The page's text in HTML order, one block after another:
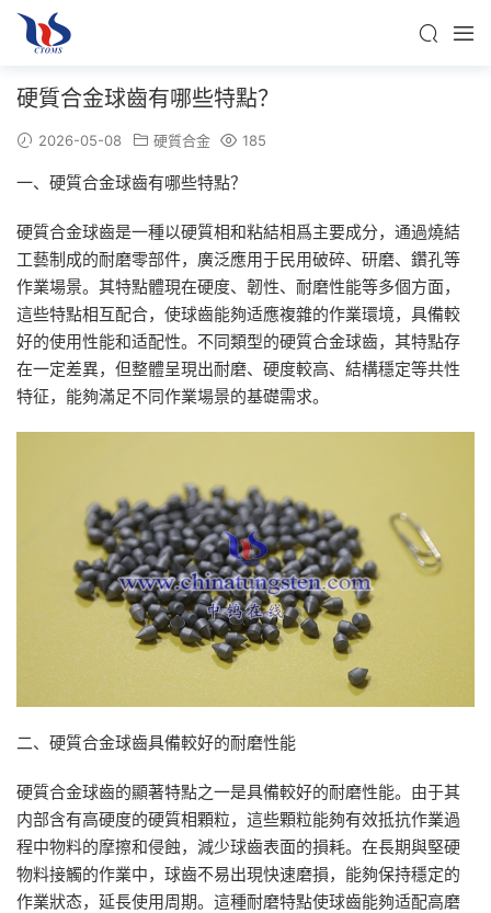
硬質合金球齒有哪些特點？
2026-05-08 硬質合金 185
一、硬質合金球齒有哪些特點？
硬質合金球齒是一種以硬質相和粘結相爲主要成分，通過燒結
工藝制成的耐磨零部件，廣泛應用于民用破碎、研磨、鑽孔等
作業場景。其特點體現在硬度、韌性、耐磨性能等多個方面，
這些特點相互配合，使球齒能夠适應複雜的作業環境，具備較
好的使用性能和适配性。不同類型的硬質合金球齒，其特點存
在一定差異，但整體呈現出耐磨、硬度較高、結構穩定等共性
特征，能夠滿足不同作業場景的基礎需求。
二、硬質合金球齒具備較好的耐磨性能
硬質合金球齒的顯著特點之一是具備較好的耐磨性能。由于其
内部含有高硬度的硬質相顆粒，這些顆粒能夠有效抵抗作業過
程中物料的摩擦和侵蝕，減少球齒表面的損耗。在長期與堅硬
物料接觸的作業中，球齒不易出現快速磨損，能夠保持穩定的
作業狀态，延長使用周期。這種耐磨特點使球齒能夠适配高磨